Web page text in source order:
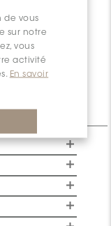
de vous
sur notre
vous
activité
En savoir
!
2026-08-06